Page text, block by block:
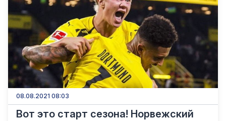
08.08.2021 08:03
Вот это старт сезона! Норвежский